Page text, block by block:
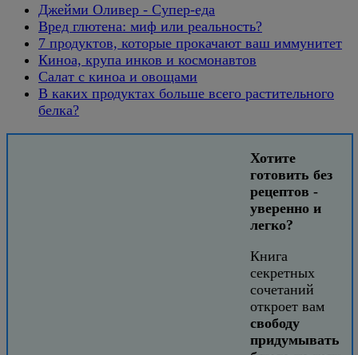
Джейми Оливер - Супер-еда
Вред глютена: миф или реальность?
7 продуктов, которые прокачают ваш иммунитет
Киноа, крупа инков и космонавтов
Салат с киноа и овощами
В каких продуктах больше всего растительного
белка?
Хотите
готовить без
рецептов -
уверенно и
легко?
Книга
секретных
сочетаний
откроет вам
свободу
придумывать